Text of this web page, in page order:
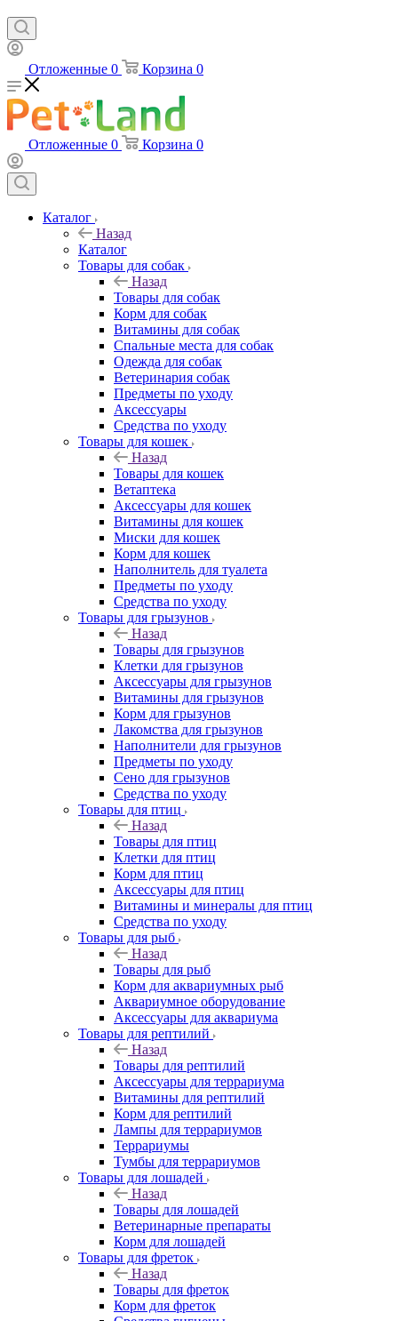
Отложенные 0 Корзина 0
Отложенные 0 Корзина 0
Каталог
Назад
Каталог
Товары для собак
Назад
Товары для собак
Корм для собак
Витамины для собак
Спальные места для собак
Одежда для собак
Ветеринария собак
Предметы по уходу
Аксессуары
Средства по уходу
Товары для кошек
Назад
Товары для кошек
Ветаптека
Аксессуары для кошек
Витамины для кошек
Миски для кошек
Корм для кошек
Наполнитель для туалета
Предметы по уходу
Средства по уходу
Товары для грызунов
Назад
Товары для грызунов
Клетки для грызунов
Аксессуары для грызунов
Витамины для грызунов
Корм для грызунов
Лакомства для грызунов
Наполнители для грызунов
Предметы по уходу
Сено для грызунов
Средства по уходу
Товары для птиц
Назад
Товары для птиц
Клетки для птиц
Корм для птиц
Аксессуары для птиц
Витамины и минералы для птиц
Средства по уходу
Товары для рыб
Назад
Товары для рыб
Корм для аквариумных рыб
Аквариумное оборудование
Аксессуары для аквариума
Товары для рептилий
Назад
Товары для рептилий
Аксессуары для террариума
Витамины для рептилий
Корм для рептилий
Лампы для террариумов
Террариумы
Тумбы для террариумов
Товары для лошадей
Назад
Товары для лошадей
Ветеринарные препараты
Корм для лошадей
Товары для фреток
Назад
Товары для фреток
Корм для фреток